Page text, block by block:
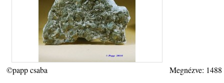
©papp csaba Megnézve: